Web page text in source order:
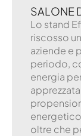
SALONE
Lo stand
riscosso
aziende e
periodo,
energia
oltre che